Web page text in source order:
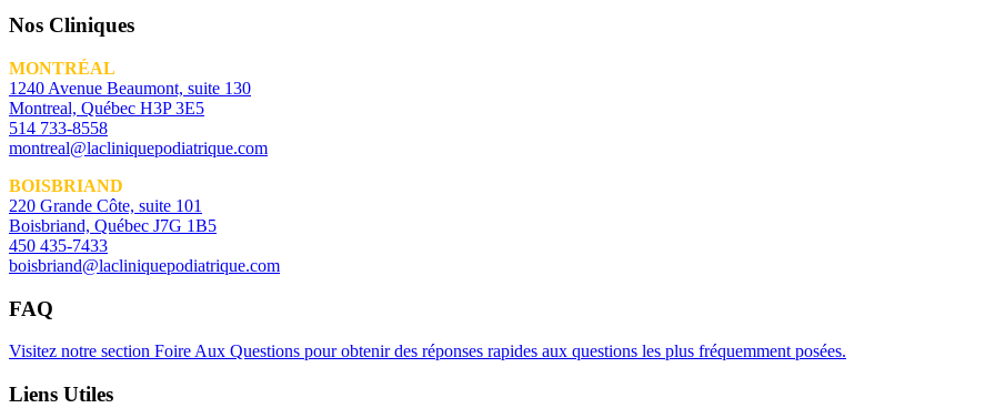
Nos Cliniques
MONTRÉAL
1240 Avenue Beaumont, suite 130
Montreal, Québec H3P 3E5
514 733-8558
montreal@lacliniquepodiatrique.com
BOISBRIAND
220 Grande Côte, suite 101
Boisbriand, Québec J7G 1B5
450 435-7433
boisbriand@lacliniquepodiatrique.com
FAQ
Visitez notre section Foire Aux Questions pour obtenir des réponses rapides aux questions les plus fréquemment posées.
Liens Utiles